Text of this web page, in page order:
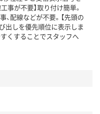
事が不要】取り付け簡単。
、配線などが不要。【先頭の
出しを優先順位に表示しま
くすることでスタッフへ